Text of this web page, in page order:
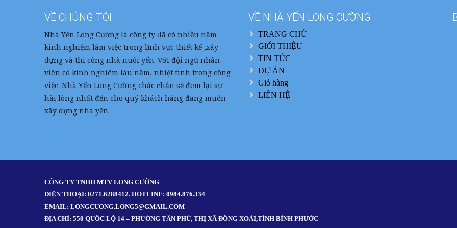
VỀ CHÚNG TÔI
Nhà Yến Long Cường là công ty đã có nhiều năm
kinh nghiệm làm việc trong lĩnh vực thiết kế ,xây
dựng và thi công nhà nuôi yến. Với đội ngũ nhân
viên có kinh nghiêm lâu năm, nhiệt tình trong công
việc. Nhà Yến Long Cường chắc chắn sẽ đem lại sự
hài lòng nhất đến cho quý khách hàng đang muốn
xây dựng nhà yến.
VỀ NHÀ YẾN LONG CƯỜNG
TRANG CHỦ
GIỚI THIỆU
TIN TỨC
DỰ ÁN
Giỏ hàng
LIÊN HỆ
CÔNG TY TNHH MTV LONG CƯỜNG
ĐIỆN THOẠI: 0271.6288412. HOTLINE: 0984.876.334
EMAIL: LONGCUONG.LONG5@GMAIL.COM
ĐỊA CHỈ: 550 QUỐC LỘ 14 – PHƯỜNG TÂN PHÚ, THỊ XÃ ĐỒNG XOÀI,TỈNH BÌNH PHƯỚC